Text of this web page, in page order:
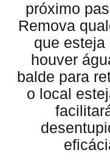
próximo
Remova
que esteja
houver
balde para
o local